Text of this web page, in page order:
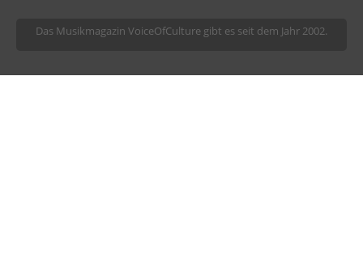
Das Musikmagazin VoiceOfCulture gibt es seit dem Jahr 2002.